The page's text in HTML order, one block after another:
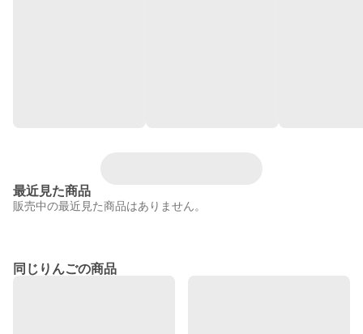
最近見た商品
販売中の最近見た商品はありません。
同じりんごの商品